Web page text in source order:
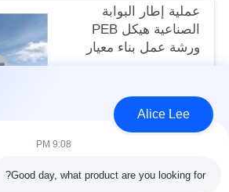
عملية إطار البوابة
الصناعية هيكل PEB
ورشة عمل بناء معيار
Alice Lee
9:08 PM
Good day, what product are you looking for?